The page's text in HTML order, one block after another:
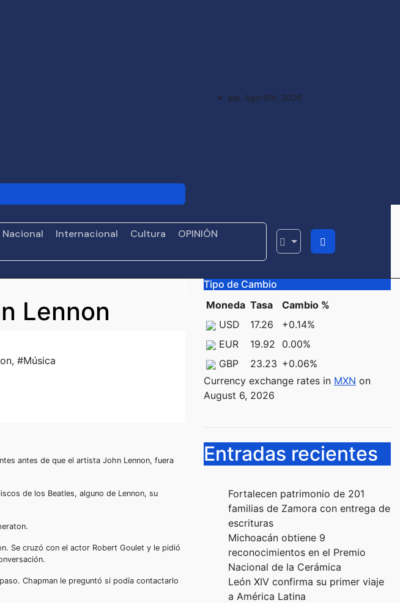
coordinación con autoridades de
lineamientos sobre
jue. Ago 6th, 2026
Nacional Internacional Cultura
OPINIÓN
Lennon
, #Música
antes de que el artista John Lennon, fuera
de los Beatles, alguno de Lennon, su
Se cruzó con el actor Robert Goulet y le pidió
Chapman le preguntó si podía contactarlo
Tipo de Cambio
Moneda Tasa
Cambio %
USD
17.26 +0.14%
EUR
19.92 0.00%
GBP
23.23 +0.06%
Currency exchange rates in MXN on
August 6, 2026
Entradas recientes
Fortalecen patrimonio de 201
familias de Zamora con entrega de
escrituras
Michoacán obtiene 9
reconocimientos en el Premio
Nacional de la Cerámica
León XIV confirma su primer viaje
a América Latina